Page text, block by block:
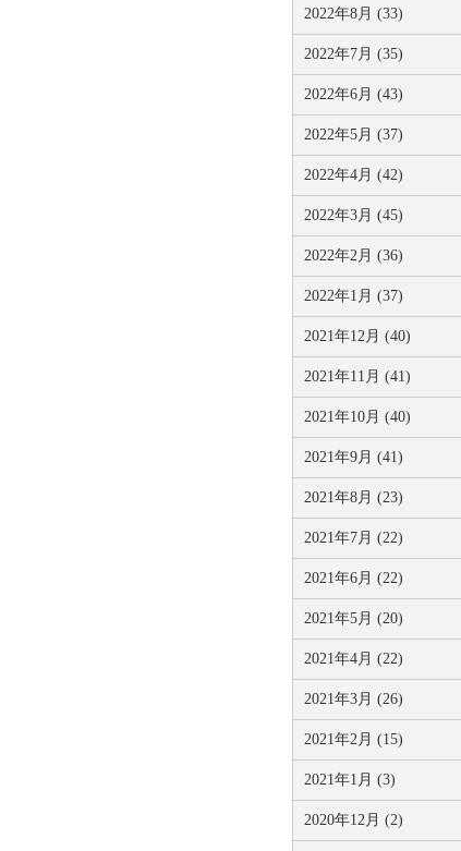
2022年8月 (33)
2022年7月 (35)
2022年6月 (43)
2022年5月 (37)
2022年4月 (42)
2022年3月 (45)
2022年2月 (36)
2022年1月 (37)
2021年12月 (40)
2021年11月 (41)
2021年10月 (40)
2021年9月 (41)
2021年8月 (23)
2021年7月 (22)
2021年6月 (22)
2021年5月 (20)
2021年4月 (22)
2021年3月 (26)
2021年2月 (15)
2021年1月 (3)
2020年12月 (2)